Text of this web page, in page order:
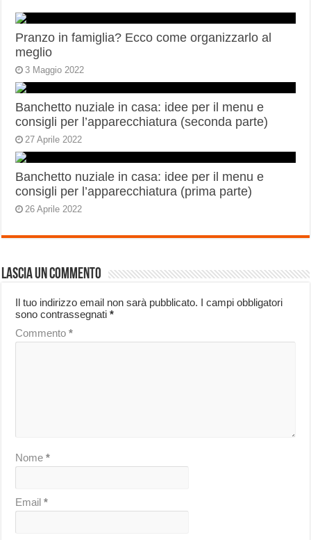
Pranzo in famiglia? Ecco come organizzarlo al
meglio
3 Maggio 2022
Banchetto nuziale in casa: idee per il menu e
consigli per l’apparecchiatura (seconda parte)
27 Aprile 2022
Banchetto nuziale in casa: idee per il menu e
consigli per l’apparecchiatura (prima parte)
26 Aprile 2022
Lascia un commento
Il tuo indirizzo email non sarà pubblicato. I campi obbligatori
sono contrassegnati*
Commento*
Nome*
Email*